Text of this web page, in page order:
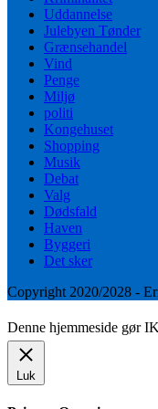
Uddannelse
Julebyen Tønder
Grænsehandel
Vind
Penge
Miljø
politi
Kongehuset
Shopping
Musik
Debat
Valg
Dødsfald
Haven
Byggeri
Det sker
Copyright 2020/2028 -
Denne hjemmeside gør
Luk